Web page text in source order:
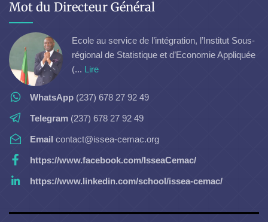
Mot du Directeur Général
Ecole au service de l’intégration, l’Institut Sous-
régional de Statistique et d’Economie Appliquée
(... Lire
WhatsApp (237) 678 27 92 49
Telegram (237) 678 27 92 49
Email contact@issea-cemac.org
https://www.facebook.com/IsseaCemac/
https://www.linkedin.com/school/issea-cemac/